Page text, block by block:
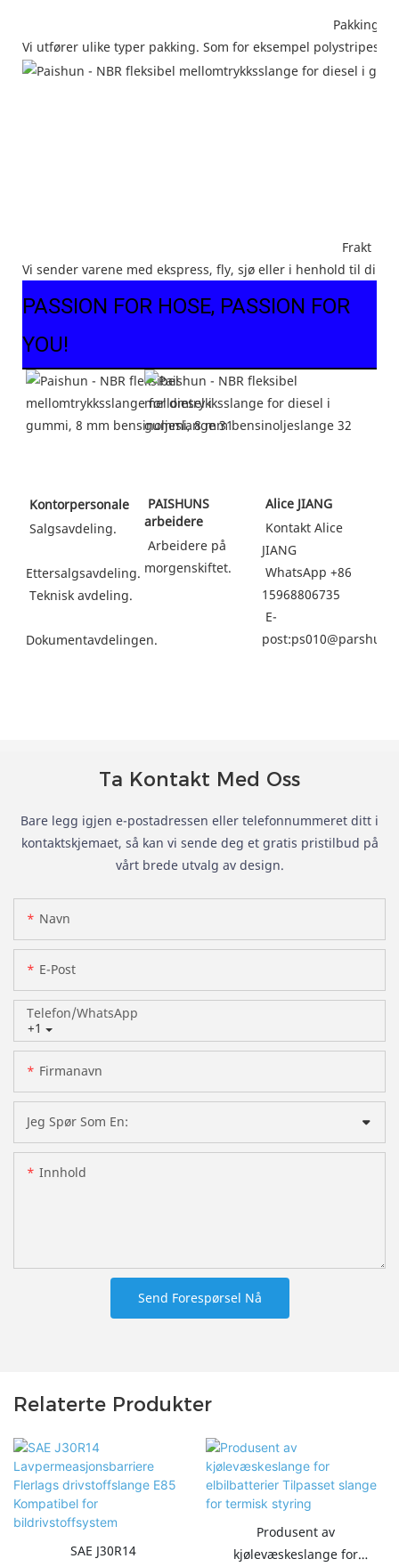
Pakking
Vi utfører ulike typer pakking. Som for eksempel polystripes,
Frakt
Vi sender varene med ekspress, fly, sjø eller i henhold til dine
PASSION FOR HOSE, PASSION FOR
YOU!
Kontorpersonale
Salgsavdeling.
Ettersalgsavdeling.
Teknisk avdeling.
Dokumentavdelingen.
arbeidere
morgenskiftet.
Alice JIANG
Kontakt Alice
JIANG
WhatsApp +86
15968806735
Ta Kontakt Med Oss
Bare legg igjen e-postadressen eller telefonnummeret ditt i
kontaktskjemaet, så kan vi sende deg et gratis pristilbud på
vårt brede utvalg av design.
Navn
E-Post
+1
Telefon/whatsApp
Firmanavn
Jeg Spør Som En:
Innhold
Send Forespørsel Nå
Relaterte Produkter
SAE J30R14
Produsent av
kjølevæskeslange for